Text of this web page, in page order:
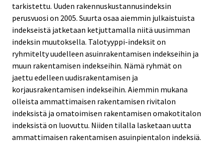
tarkistettu. Uuden rakennuskustannusindeksin
perusvuosi on 2005. Suurta osaa aiemmin julkaistuista
indekseistä jatketaan ketjuttamalla niitä uusimman
indeksin muutoksella. Talotyyppi-indeksit on
ryhmitelty uudelleen asuinrakentamisen indekseihin ja
muun rakentamisen indekseihin. Nämä ryhmät on
jaettu edelleen uudisrakentamisen ja
korjausrakentamisen indekseihin. Aiemmin mukana
olleista ammattimaisen rakentamisen rivitalon
indeksistä ja omatoimisen rakentamisen omakotitalon
indeksistä on luovuttu. Niiden tilalla lasketaan uutta
ammattimaisen rakentamisen asuinpientalon indeksiä.